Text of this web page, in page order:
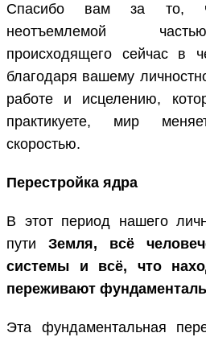
Спасибо вам за то,
неотъемлемой
происходящего сейчас в
благодаря вашему
работе и исцелению,
практикуете, мир
скоростью.
Перестройка ядра
В этот период нашего
пути Земля, всё
системы и всё, что
переживают
Эта фундаментальная